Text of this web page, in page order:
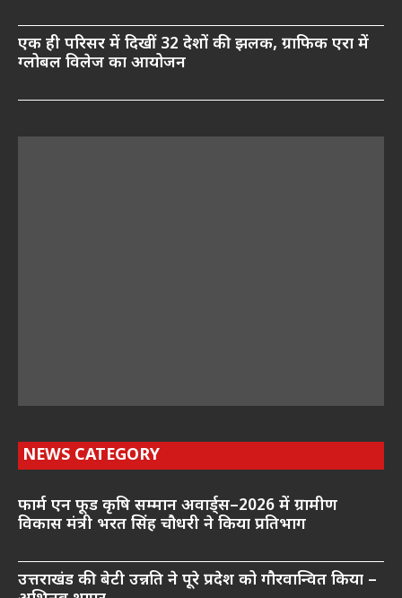
एक ही परिसर में दिखीं 32 देशों की झलक, ग्राफिक एरा में
ग्लोबल विलेज का आयोजन
NEWS CATEGORY
फार्म एन फूड कृषि सम्मान अवार्ड्स–2026 में ग्रामीण
विकास मंत्री भरत सिंह चौधरी ने किया प्रतिभाग
उत्तराखंड की बेटी उन्नति ने पूरे प्रदेश को गौरवान्वित किया –